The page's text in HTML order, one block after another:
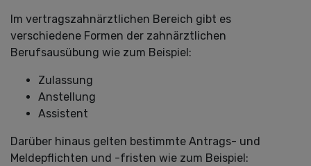
Im vertragszahnärztlichen Bereich gibt es
verschiedene Formen der zahnärztlichen
Berufsausübung wie zum Beispiel:
Zulassung
Anstellung
Assistent
Darüber hinaus gelten bestimmte Antrags- und
Meldepflichten und -fristen wie zum Beispiel: